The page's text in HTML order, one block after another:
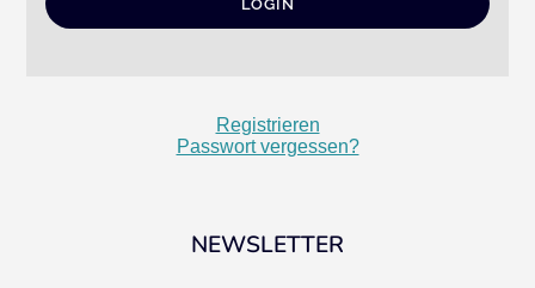
Registrieren
Passwort vergessen?
NEWSLETTER